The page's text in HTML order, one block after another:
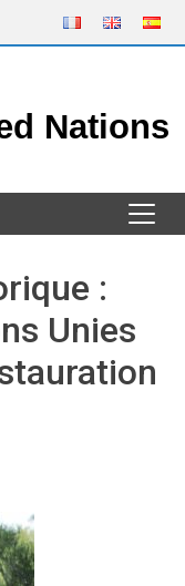
:
Unies